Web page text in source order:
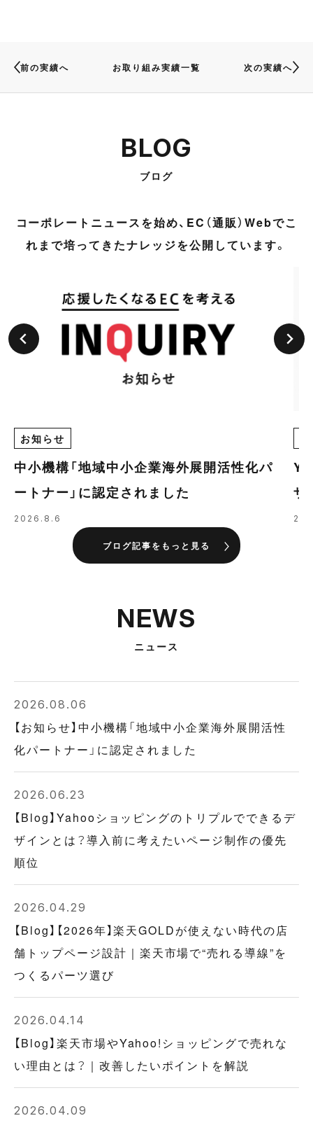
前の実績へ お取り組み実績一覧 次の実績へ
BLOG
ブログ
コーポレートニュースを始め、EC（通販）Webでこ
れまで培ってきたナレッジを公開しています。
お知らせ
中小機構「地域中小企業海外展開活性化パ
ートナー」に認定されました
2026.8.6
ザ
の
ブログ記事をもっと見る
NEWS
ニュース
2026.08.06
【お知らせ】中小機構「地域中小企業海外展開活性
化パートナー」に認定されました
2026.06.23
【Blog】Yahooショッピングのトリプルでできるデ
ザインとは？導入前に考えたいページ制作の優先
順位
2026.04.29
【Blog】【2026年】楽天GOLDが使えない時代の店
舗トップページ設計｜楽天市場で“売れる導線”を
つくるパーツ選び
2026.04.14
【Blog】楽天市場やYahoo!ショッピングで売れな
い理由とは？｜改善したいポイントを解説
2026.04.09